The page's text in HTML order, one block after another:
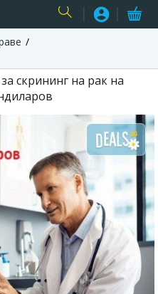
скрининг на рак на